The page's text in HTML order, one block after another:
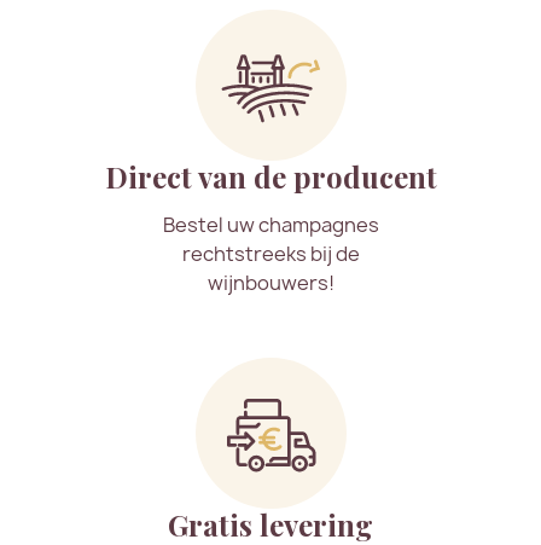
Direct van de producent
Bestel uw champagnes
rechtstreeks bij de
wijnbouwers!
Gratis levering